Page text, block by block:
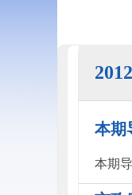
本期
本期